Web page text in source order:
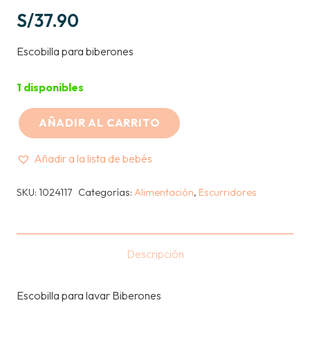
S/37.90
Escobilla para biberones
1 disponibles
TOMMEE
ESCOBILLA
AÑADIR AL CARRITO
Añadir a la lista de bebés
SKU: 1024117 Categorías: Alimentación, Escurridores
Descripción
Escobilla para lavar Biberones